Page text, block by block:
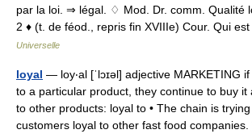
par la loi. ⇒ légal. ♢ Mod. Dr. comm. Qualité
2 ♦ (t. de féod., repris fin XVIIIe) Cour. Qui
Universelle
loyal — loy‧al [ˈlɔɪəl] adjective MARKETING
to a particular product, they continue to buy it
to other products: loyal to • The chain is
customers loyal to other fast food